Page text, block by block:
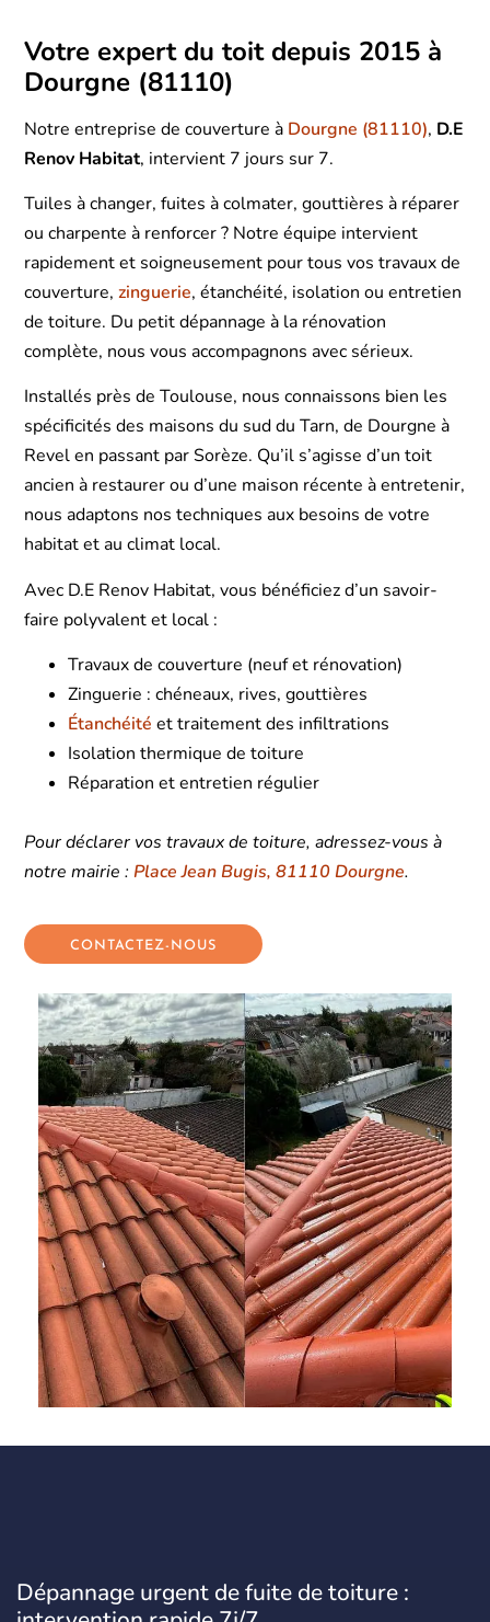
Votre expert du toit depuis 2015 à
Dourgne (81110)
Notre entreprise de couverture à Dourgne (81110), D.E
Renov Habitat, intervient 7 jours sur 7.
Tuiles à changer, fuites à colmater, gouttières à réparer
ou charpente à renforcer ? Notre équipe intervient
rapidement et soigneusement pour tous vos travaux de
couverture, zinguerie, étanchéité, isolation ou entretien
de toiture. Du petit dépannage à la rénovation
complète, nous vous accompagnons avec sérieux.
Installés près de Toulouse, nous connaissons bien les
spécificités des maisons du sud du Tarn, de Dourgne à
Revel en passant par Sorèze. Qu’il s’agisse d’un toit
ancien à restaurer ou d’une maison récente à entretenir,
nous adaptons nos techniques aux besoins de votre
habitat et au climat local.
Avec D.E Renov Habitat, vous bénéficiez d’un savoir-
faire polyvalent et local :
Travaux de couverture (neuf et rénovation)
Zinguerie : chéneaux, rives, gouttières
Étanchéité et traitement des infiltrations
Isolation thermique de toiture
Réparation et entretien régulier
Pour déclarer vos travaux de toiture, adressez-vous à
notre mairie : Place Jean Bugis, 81110 Dourgne.
CONTACTEZ-NOUS
Dépannage urgent de fuite de toiture :